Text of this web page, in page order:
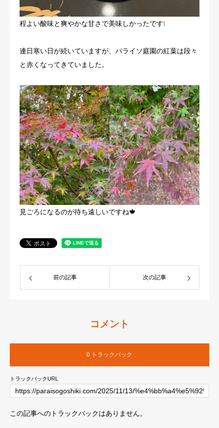
程よい酸味と爽やかな甘さで美味しかったです❕
連日寒い日が続いていますが、パライソ庭園の紅葉は段々
と赤くなってきていました。
見ごろになるのが待ち遠しいですね🍁
前の記事 次の記事
コメント
0 トラックバック
トラックバックURL
この記事へのトラックバックはありません。